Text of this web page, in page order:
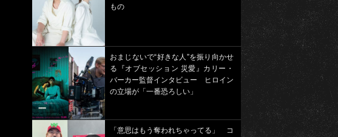
もの
おまじないで“好きな人”を振り向かせ
る『オブセッション 災愛』カリー・
バーカー監督インタビュー ヒロイン
の立場が「一番恐ろしい」
「意思はもう奪われちゃってる」 コ